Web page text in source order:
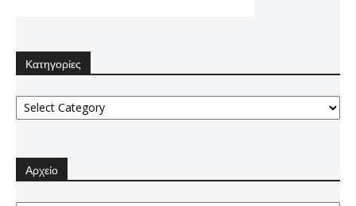
Κατηγορίες
Κατηγορίες
Αρχείο
Αρχείο